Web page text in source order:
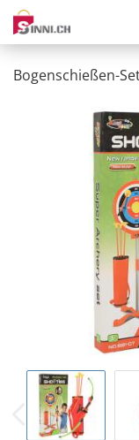
Bogenschießen-